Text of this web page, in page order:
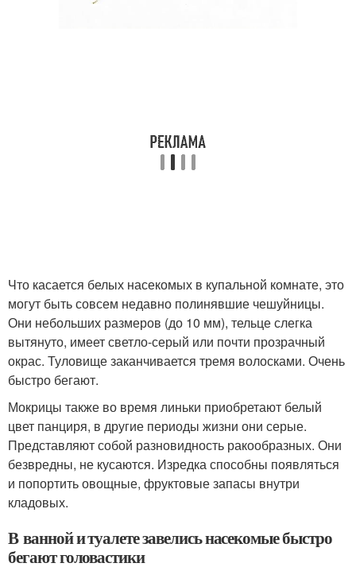
Что касается белых насекомых в купальной комнате, это
могут быть совсем недавно полинявшие чешуйницы.
Они небольших размеров (до 10 мм), тельце слегка
вытянуто, имеет светло-серый или почти прозрачный
окрас. Туловище заканчивается тремя волосками. Очень
быстро бегают.
Мокрицы также во время линьки приобретают белый
цвет панциря, в другие периоды жизни они серые.
Представляют собой разновидность ракообразных. Они
безвредны, не кусаются. Изредка способны появляться
и попортить овощные, фруктовые запасы внутри
кладовых.
В ванной и туалете завелись насекомые быстро
бегают головастики